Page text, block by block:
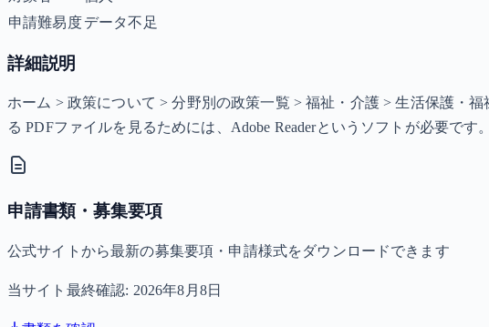
申請難易度データ不足
詳細説明
ホーム > 政策について > 分野別の政策一覧 > 福祉・介護 > 生活保護・
る PDFファイルを見るためには、Adobe Readerというソフトが必要で
申請書類・募集要項
公式サイトから最新の募集要項・申請様式をダウンロードできます
当サイト最終確認: 2026年8月8日